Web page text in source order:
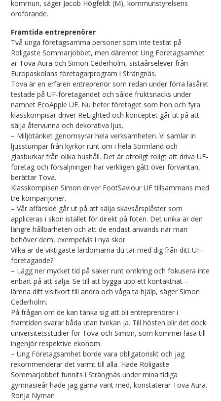
kommun, säger Jacob Högfeldt (M), kommunstyrelsens
ordförande.
Framtida entreprenörer
Två unga företagsamma personer som inte testat på
Roligaste Sommarjobbet, men däremot Ung Företagsamhet
är Tova Aura och Simon Cederholm, sistaårselever från
Europaskolans företagarprogram i Strängnäs.
Tova är en erfaren entreprenör som redan under förra läsåret
testade på UF-företagandet och sålde fruktsnacks under
namnet EcoApple UF. Nu heter företaget som hon och fyra
klasskompisar driver ReLighted och konceptet går ut på att
sälja återvunna och dekorativa ljus.
– Miljötänket genomsyrar hela verksamheten. Vi samlar in
ljusstumpar från kyrkor runt om i hela Sörmland och
glasburkar från olika hushåll. Det är otroligt roligt att driva UF-
företag och försäljningen har verkligen gått över förväntan,
berättar Tova.
Klasskompisen Simon driver FootSaviour UF tillsammans med
tre kompanjoner.
– Vår affärsidé går ut på att sälja skavsårsplåster som
appliceras i skon istället för direkt på foten. Det unika är den
längre hållbarheten och att de endast används när man
behöver dem, exempelvis i nya skor.
Vilka är de viktigaste lärdomarna du tar med dig från ditt UF-
företagande?
– Lägg ner mycket tid på saker runt omkring och fokusera inte
enbart på att sälja. Se till att bygga upp ett kontaktnät –
lämna ditt visitkort till andra och våga ta hjälp, säger Simon
Cederholm.
På frågan om de kan tänka sig att bli entreprenörer i
framtiden svarar båda utan tvekan ja. Till hösten blir det dock
universitetsstudier för Tova och Simon, som kommer läsa till
ingenjör respektive ekonom.
– Ung Företagsamhet borde vara obligatoriskt och jag
rekommenderar det varmt till alla. Hade Roligaste
Sommarjobbet funnits i Strängnäs under mina tidiga
gymnasieår hade jag gärna varit med, konstaterar Tova Aura.
Ronja Nyman